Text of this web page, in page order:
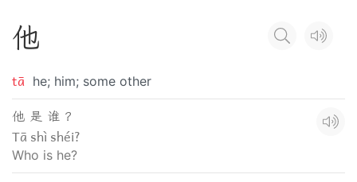
他
tā he; him; some other
他 是 谁 ？
Tā shì shéi?
Who is he?